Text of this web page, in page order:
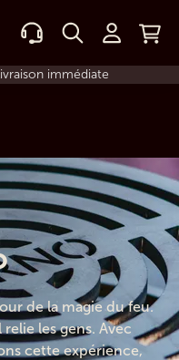
Conception et production
de la magie du feu.
les gens. Avec
cette expérience,